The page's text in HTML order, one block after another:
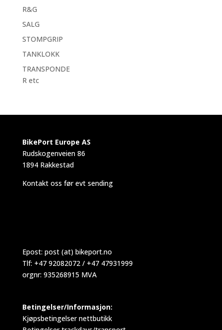
R&G
SALG
STOMPGRIP
TANKLOKK
TRANSPONDE
R etc
BikePort Europe AS
Rudskogenveien 86
1894 Rakkestad
Kontakt oss før evt sending
Epost: post (at) bikeport.no
Tlf: +47 92082072 / +47 47931999
orgnr: 935268915 MVA
Betingelser/Informasjon:
Kjøpsbetingelser nettbutikk